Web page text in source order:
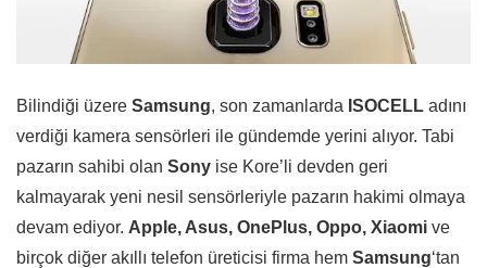
Bilindiği üzere Samsung, son zamanlarda ISOCELL adını
verdiği kamera sensörleri ile gündemde yerini alıyor. Tabi
pazarın sahibi olan Sony ise Kore’li devden geri
kalmayarak yeni nesil sensörleriyle pazarın hakimi olmaya
devam ediyor. Apple, Asus, OnePlus, Oppo, Xiaomi ve
birçok diğer akıllı telefon üreticisi firma hem Samsung‘tan